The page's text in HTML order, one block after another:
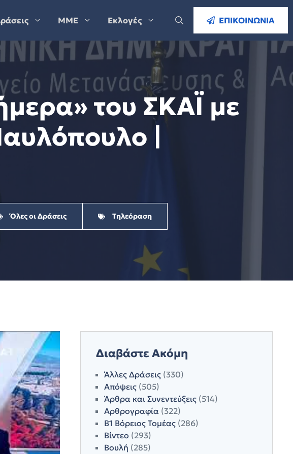
ΜΜΕ Εκλογές ΕΠΙΚΟΙΝΩΝΙΑ
του ΣΚΑΪ με
|
Όλες οι Δράσεις Τηλεόραση
Διαβάστε Ακόμη
Άλλες Δράσεις(330)
Απόψεις(505)
Άρθρα και Συνεντεύξεις(514)
Αρθρογραφία(322)
Β1 Βόρειος Τομέας(286)
Βίντεο (293)
Βουλή (285)